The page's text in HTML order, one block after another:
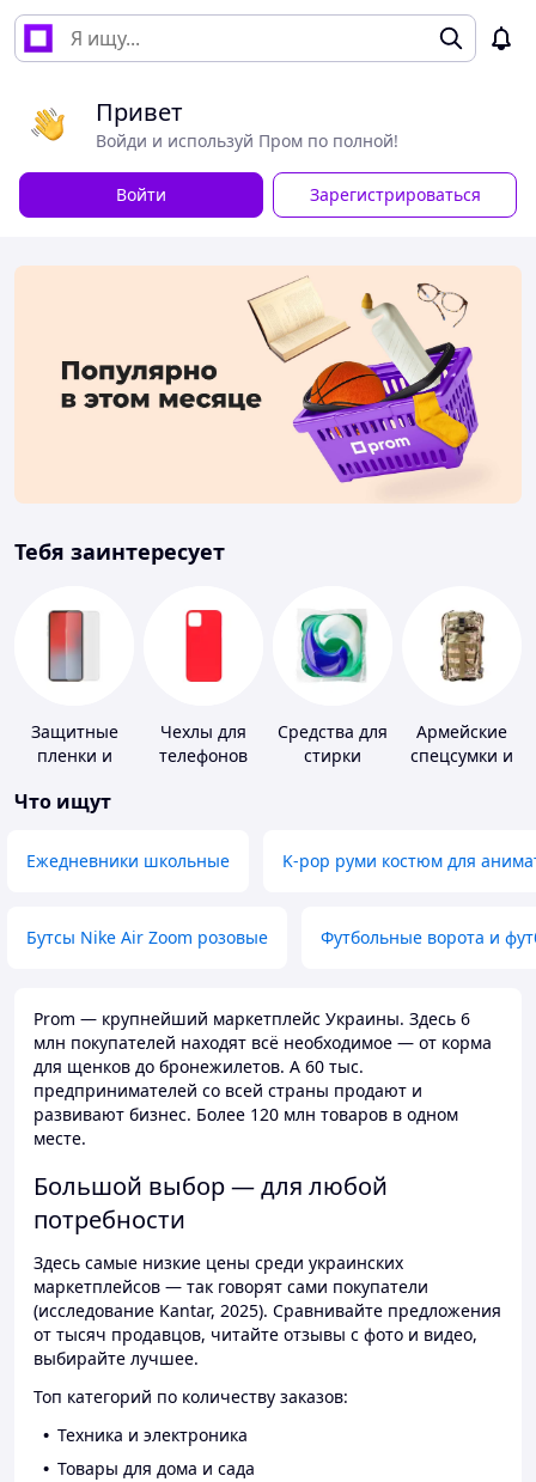
Привет
Войди и используй Пром по полной!
Войти Зарегистрироваться
Тебя заинтересует
Защитные
пленки и
портативных
Чехлы для
телефонов
Средства для
стирки
Армейские
спецсумки и
Что ищут
Ежедневники школьные K-pop руми костюм для
Бутсы Nike Air Zoom розовые Футбольные ворота и
Prom — крупнейший маркетплейс Украины. Здесь 6
млн покупателей находят всё необходимое — от корма
для щенков до бронежилетов. А 60 тыс.
предпринимателей со всей страны продают и
развивают бизнес. Более 120 млн товаров в одном
месте.
Большой выбор — для любой
потребности
Здесь самые низкие цены среди украинских
маркетплейсов — так говорят сами покупатели
(исследование Kantar, 2025). Сравнивайте предложения
от тысяч продавцов, читайте отзывы с фото и видео,
выбирайте лучшее.
Топ категорий по количеству заказов:
Техника и электроника
Товары для дома и сада